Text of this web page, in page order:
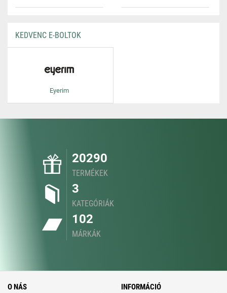
KEDVENC E-BOLTOK
Eyerim
20290
TERMÉKEK
3
KATEGÓRIÁK
102
MÁRKÁK
O NÁS INFORMÁCIÓ